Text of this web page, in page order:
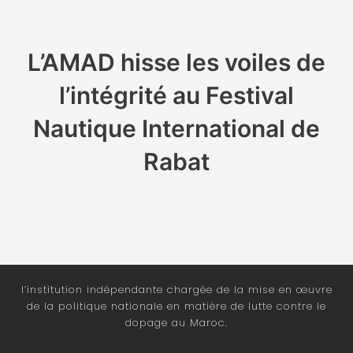
L’AMAD hisse les voiles de
l’intégrité au Festival
Nautique International de
Rabat
l’institution indépendante chargée de la mise en œuvre
de la politique nationale en matière de lutte contre le
dopage au Maroc.